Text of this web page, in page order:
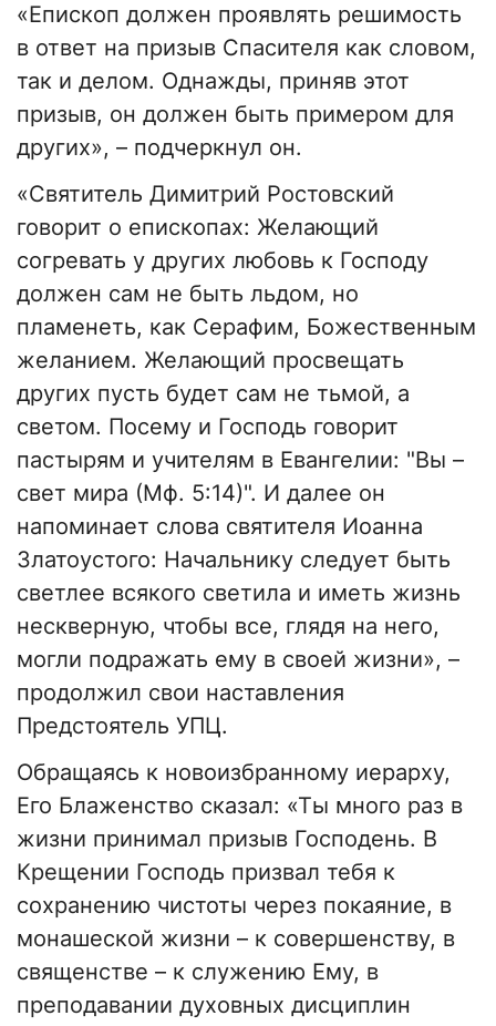
«Епископ должен проявлять ​​решимость
в ответ на призыв Спасителя как словом,
так и делом. Однажды, приняв этот
призыв, он должен быть примером для
других», – подчеркнул он.
«Святитель Димитрий Ростовский
говорит о епископах: Желающий
согревать у других любовь к Господу
должен сам не быть льдом, но
пламенеть, как Серафим, Божественным
желанием. Желающий просвещать
других пусть будет сам не тьмой, а
светом. Посему и Господь говорит
пастырям и учителям в Евангелии: "Вы –
свет мира (Мф. 5:14)". И далее он
напоминает слова святителя Иоанна
Златоустого: Начальнику следует быть
светлее всякого светила и иметь жизнь
нескверную, чтобы все, глядя на него,
могли подражать ему в своей жизни», –
продолжил свои наставления
Предстоятель УПЦ.
Обращаясь к новоизбранному иерарху,
Его Блаженство сказал: «Ты много раз в
жизни принимал призыв Господень. В
Крещении Господь призвал тебя к
сохранению чистоты через покаяние, в
монашеской жизни – к совершенству, в
священстве – к служению Ему, в
преподавании духовных дисциплин